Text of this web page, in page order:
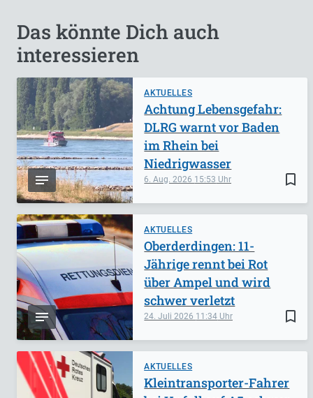
Das könnte Dich auch
interessieren
AKTUELLES
bookmark_border
6. Aug. 2026 15:53
Achtung Lebensgefahr:
DLRG warnt vor Baden
im Rhein bei
Niedrigwasser
AKTUELLES
bookmark_border
24. Juli 2026 11:34
Oberderdingen: 11-
Jährige rennt bei Rot
über Ampel und wird
schwer verletzt
AKTUELLES
Kleintransporter-Fahrer